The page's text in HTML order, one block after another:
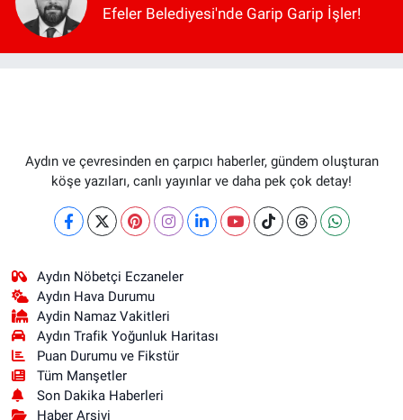
Efeler Belediyesi'nde Garip Garip İşler!
Aydın ve çevresinden en çarpıcı haberler, gündem oluşturan
köşe yazıları, canlı yayınlar ve daha pek çok detay!
Aydın Nöbetçi Eczaneler
Aydın Hava Durumu
Aydin Namaz Vakitleri
Aydın Trafik Yoğunluk Haritası
Puan Durumu ve Fikstür
Tüm Manşetler
Son Dakika Haberleri
Haber Arşivi